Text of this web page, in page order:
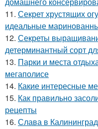
11. Секрет хрустящих
идеальные
12. Секреты
детерминантный сорт
13. Парки и места
мегаполисе
14. Какие интересные
15. Как правильно
рецепты
16. Слава в